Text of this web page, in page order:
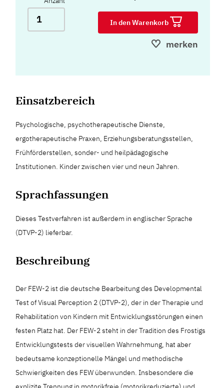
In den Warenkorb
merken
Einsatzbereich
Psychologische, psychotherapeutische Dienste,
ergotherapeutische Praxen, Erziehungsberatungsstellen,
Frühförderstellen, sonder- und heilpädagogische
Institutionen. Kinder zwischen vier und neun Jahren.
Sprachfassungen
Dieses Testverfahren ist außerdem in englischer Sprache
(DTVP-2) lieferbar.
Beschreibung
Der FEW-2 ist die deutsche Bearbeitung des Developmental
Test of Visual Perception 2 (DTVP-2), der in der Therapie und
Rehabilitation von Kindern mit Entwicklungsstörungen einen
festen Platz hat. Der FEW-2 steht in der Tradition des Frostigs
Entwicklungstests der visuellen Wahrnehmung, hat aber
bedeutsame konzeptionelle Mängel und methodische
Schwierigkeiten des FEW überwunden. Insbesondere die